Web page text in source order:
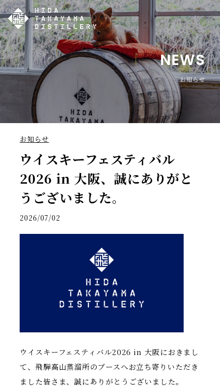
NEWS
お知らせ
お知らせ
ウイスキーフェスティバル
2026 in 大阪、誠にありがと
うございました。
2026/07/02
ウイスキーフェスティバル2026 in 大阪におきまし
て、飛騨高山蒸溜所のブースへお立ち寄りいただき
ました皆さま、誠にありがとうございました。